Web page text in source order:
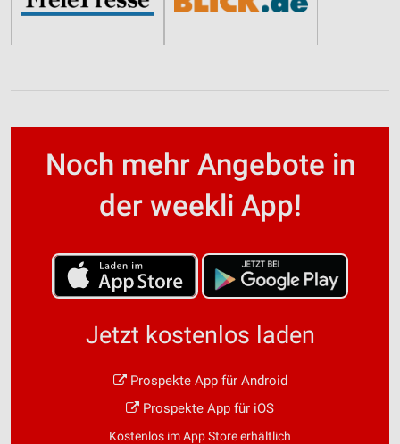
Noch mehr Angebote in
der weekli App!
Jetzt kostenlos laden
Prospekte App für Android
Prospekte App für iOS
Kostenlos im App Store erhältlich